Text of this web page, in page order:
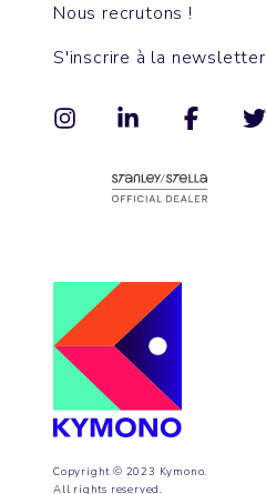
Copyright © 2023 Kymono.
All rights reserved.
Nous recrutons !
S'inscrire à la newsletter